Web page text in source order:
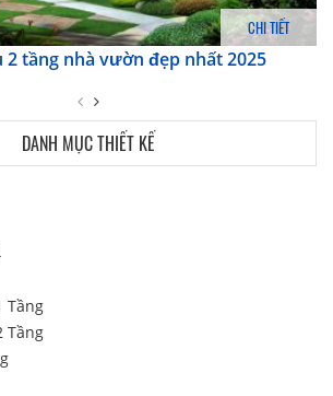
CHI TIẾT
2 tầng nhà vườn đẹp nhất 2025
DANH MỤC THIẾT KẾ
Tầng
Tầng